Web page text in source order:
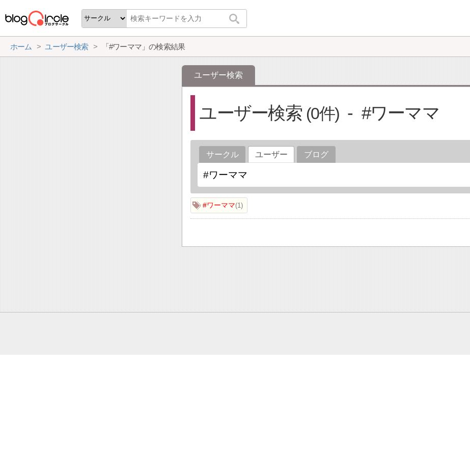
ホーム ユーザー検索 「#ワーママ」の検索結果
ユーザー検索
ユーザー検索 0 #ワーママ
サークル ユーザー ブログ
#ワーママ 1